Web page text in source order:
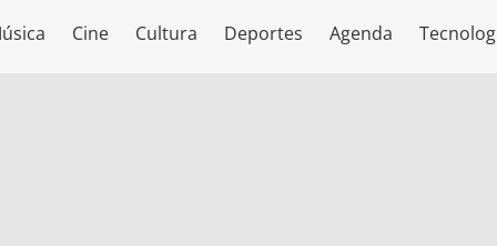
Cine Cultura Deportes Agenda